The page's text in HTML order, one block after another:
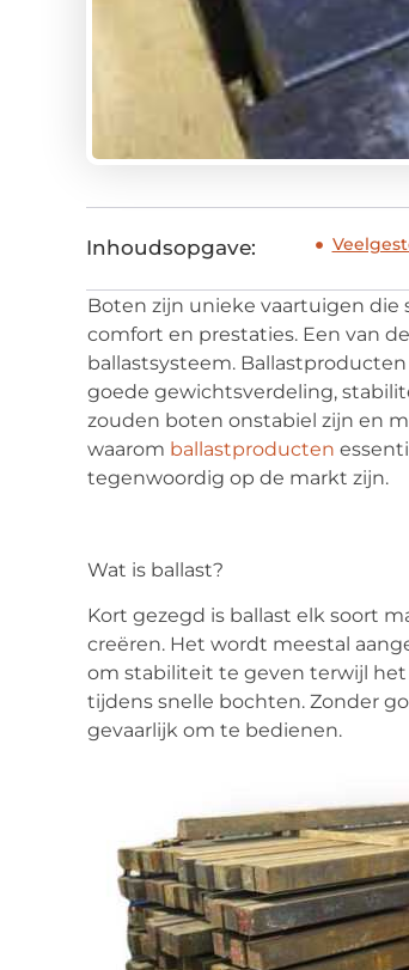
Inhoudsopgave:
Boten zijn unieke vaartuigen die
comfort en prestaties. Een van
ballastsysteem.
goede gewichtsverdeling,
zouden boten onstabiel zijn en
waarom ballastproducten
tegenwoordig op de markt zijn.
Wat is ballast?
Kort gezegd is ballast elk soort
creëren. Het wordt meestal
om stabiliteit te geven terwijl het
tijdens snelle bochten. Zonder
gevaarlijk om te bedienen.